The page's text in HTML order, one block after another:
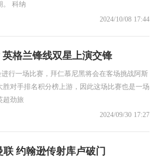
。 科纳
2024/10/08 17:44
格兰锋线双星上演交锋
行一场比赛，拜仁慕尼黑将会在客场挑战阿斯
对手排名积分榜上游，因此这场比赛也是一场
超劲旅
2024/09/30 17:27
约翰逊传射库卢破门